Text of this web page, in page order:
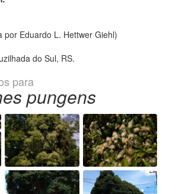
por Eduardo L. Hettwer Giehl)
do Sul, RS.
para
pungens